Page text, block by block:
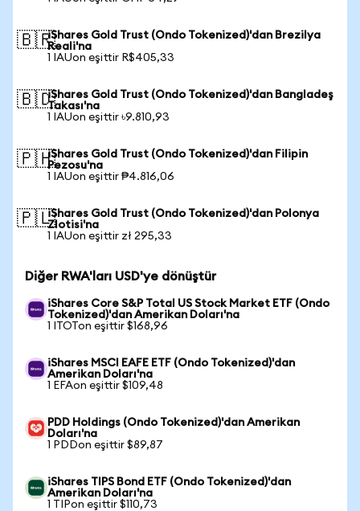
🇧🇷iShares Gold Trust (Ondo Tokenized)'dan Brezilya
Reali'na
1 IAUon eşittir R$405,33
🇧🇩iShares Gold Trust (Ondo Tokenized)'dan Bangladeş
Takası'na
1 IAUon eşittir ৳9.810,93
🇵🇭iShares Gold Trust (Ondo Tokenized)'dan Filipin
Pezosu'na
1 IAUon eşittir ₱4.816,06
🇵🇱iShares Gold Trust (Ondo Tokenized)'dan Polonya
Zlotisi'na
1 IAUon eşittir zł 295,33
Diğer RWA'ları USD'ye dönüştür
iShares Core S&P Total US Stock Market ETF (Ondo
Tokenized)'dan Amerikan Doları'na
1 ITOTon eşittir $168,96
iShares MSCI EAFE ETF (Ondo Tokenized)'dan
Amerikan Doları'na
1 EFAon eşittir $109,48
PDD Holdings (Ondo Tokenized)'dan Amerikan
Doları'na
1 PDDon eşittir $89,87
iShares TIPS Bond ETF (Ondo Tokenized)'dan
Amerikan Doları'na
1 TIPon eşittir $110,73